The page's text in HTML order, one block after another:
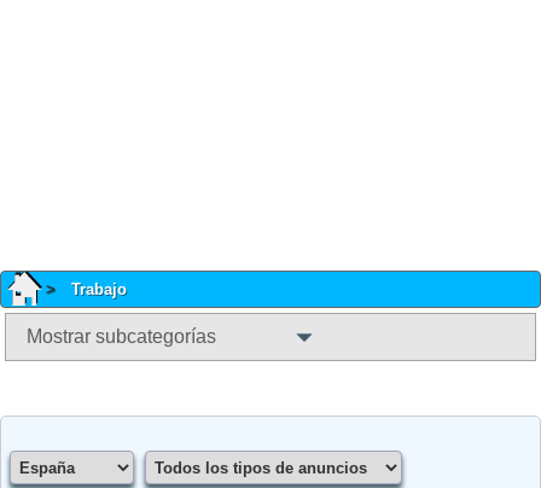
Trabajo
Mostrar subcategorías